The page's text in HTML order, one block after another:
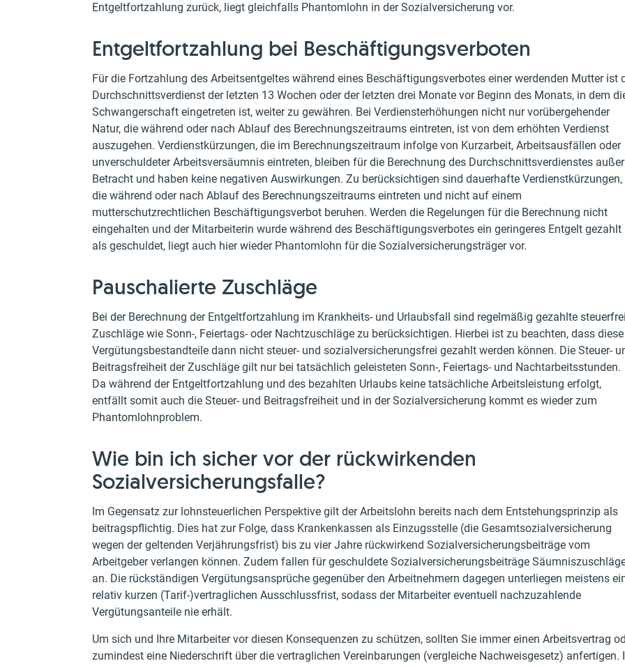
Entgeltfortzahlung zurück, liegt gleichfalls Phantomlohn in der Sozialversicherung vor.
Entgeltfortzahlung bei Beschäftigungsverboten
Für die Fortzahlung des Arbeitsentgeltes während eines Beschäftigungsverbotes einer werdenden Mutter ist
Durchschnittsverdienst der letzten 13 Wochen oder der letzten drei Monate vor Beginn des Monats, in dem
Schwangerschaft eingetreten ist, weiter zu gewähren. Bei Verdiensterhöhungen nicht nur vorübergehender
Natur, die während oder nach Ablauf des Berechnungszeitraums eintreten, ist von dem erhöhten Verdienst
auszugehen. Verdienstkürzungen, die im Berechnungszeitraum infolge von Kurzarbeit, Arbeitsausfällen oder
unverschuldeter Arbeitsversäumnis eintreten, bleiben für die Berechnung des Durchschnittsverdienstes außer
Betracht und haben keine negativen Auswirkungen. Zu berücksichtigen sind dauerhafte Verdienstkürzungen,
die während oder nach Ablauf des Berechnungszeitraums eintreten und nicht auf einem
mutterschutzrechtlichen Beschäftigungsverbot beruhen. Werden die Regelungen für die Berechnung nicht
eingehalten und der Mitarbeiterin wurde während des Beschäftigungsverbotes ein geringeres Entgelt gezahlt
als geschuldet, liegt auch hier wieder Phantomlohn für die Sozialversicherungsträger vor.
Pauschalierte Zuschläge
Bei der Berechnung der Entgeltfortzahlung im Krankheits- und Urlaubsfall sind regelmäßig gezahlte
Zuschläge wie Sonn-, Feiertags- oder Nachtzuschläge zu berücksichtigen. Hierbei ist zu beachten, dass diese
Vergütungsbestandteile dann nicht steuer- und sozialversicherungsfrei gezahlt werden können. Die Steuer-
Beitragsfreiheit der Zuschläge gilt nur bei tatsächlich geleisteten Sonn-, Feiertags- und Nachtarbeitsstunden.
Da während der Entgeltfortzahlung und des bezahlten Urlaubs keine tatsächliche Arbeitsleistung erfolgt,
entfällt somit auch die Steuer- und Beitragsfreiheit und in der Sozialversicherung kommt es wieder zum
Phantomlohnproblem.
Wie bin ich sicher vor der rückwirkenden
Sozialversicherungsfalle?
Im Gegensatz zur lohnsteuerlichen Perspektive gilt der Arbeitslohn bereits nach dem Entstehungsprinzip als
beitragspflichtig. Dies hat zur Folge, dass Krankenkassen als Einzugsstelle (die Gesamtsozialversicherung
wegen der geltenden Verjährungsfrist) bis zu vier Jahre rückwirkend Sozialversicherungsbeiträge vom
Arbeitgeber verlangen können. Zudem fallen für geschuldete Sozialversicherungsbeiträge
an. Die rückständigen Vergütungsansprüche gegenüber den Arbeitnehmern dagegen unterliegen meistens
relativ kurzen (Tarif-)vertraglichen Ausschlussfrist, sodass der Mitarbeiter eventuell nachzuzahlende
Vergütungsanteile nie erhält.
Um sich und Ihre Mitarbeiter vor diesen Konsequenzen zu schützen, sollten Sie immer einen Arbeitsvertrag
zumindest eine Niederschrift über die vertraglichen Vereinbarungen (vergleiche Nachweisgesetz) anfertigen.